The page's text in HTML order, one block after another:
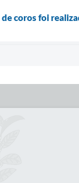
coros foi